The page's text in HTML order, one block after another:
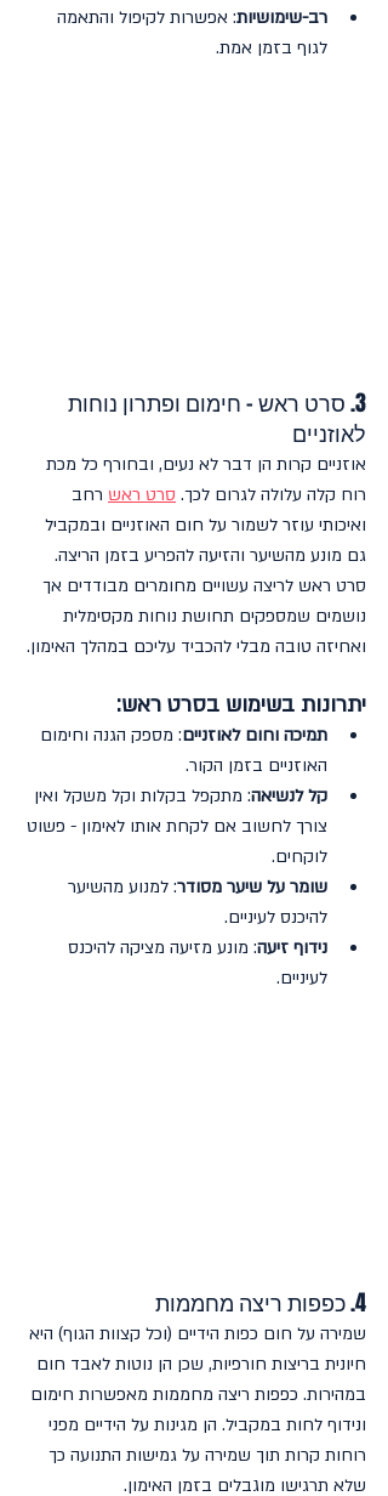
רב-שימושיות: אפשרות לקיפול והתאמה
לגוף בזמן אמת.
3. סרט ראש – חימום ופתרון נוחות
לאוזניים
אוזניים קרות הן דבר לא נעים, ובחורף כל מכת
רוח קלה עלולה לגרום לכך. סרט ראש רחב
ואיכותי עוזר לשמור על חום האוזניים ובמקביל
גם מונע מהשיער והזיעה להפריע בזמן הריצה.
סרט ראש לריצה עשויים מחומרים מבודדים אך
נושמים שמספקים תחושת נוחות מקסימלית
ואחיזה טובה מבלי להכביד עליכם במהלך האימון.
יתרונות בשימוש בסרט ראש:
תמיכה וחום לאוזניים: מספק הגנה וחימום
האוזניים בזמן הקור.
קל לנשיאה: מתקפל בקלות וקל משקל ואין
צורך לחשוב אם לקחת אותו לאימון - פשוט
לוקחים.
שומר על שיער מסודר: למנוע מהשיער
להיכנס לעיניים.
נידוף זיעה: מונע מזיעה מציקה להיכנס
לעיניים.
4. כפפות ריצה מחממות
שמירה על חום כפות הידיים (וכל קצוות הגוף) היא
חיונית בריצות חורפיות, שכן הן נוטות לאבד חום
במהירות. כפפות ריצה מחממות מאפשרות חימום
ונידוף לחות במקביל. הן מגינות על הידיים מפני
רוחות קרות תוך שמירה על גמישות התנועה כך
שלא תרגישו מוגבלים בזמן האימון.